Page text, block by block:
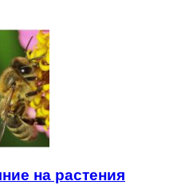
на растения